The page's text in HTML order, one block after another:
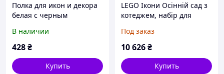
Полка для икон и декора
белая с черным
В наличии
428₴
Купить
LEGO Ікони Осінній сад з
котеджем, набір для
орнамент, сільський стіл
прикраси та подарунок
Под заказ
10 626₴
Купить